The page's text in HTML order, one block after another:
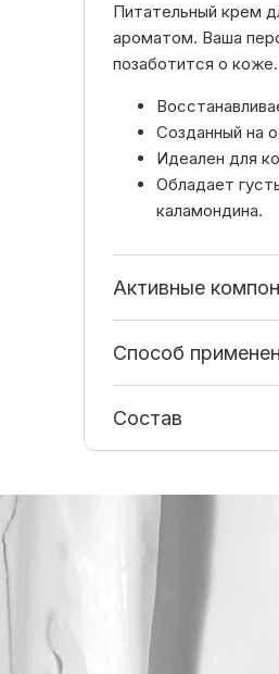
Питательный крем
ароматом. Ваша
позаботится о коже.
Созданный на
Идеален для
Обладает
каламондина.
Активные
Способ
Состав